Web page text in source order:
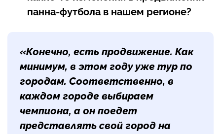
панна-футбола в нашем регионе?
«Конечно, есть продвижение. Как
минимум, в этом году уже тур по
городам. Соответственно, в
каждом городе выбираем
чемпиона, а он поедет
представлять свой город на